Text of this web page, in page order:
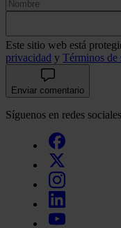
Este sitio web está
privacidad y Términos de
Enviar comentario
Síguenos en redes sociales